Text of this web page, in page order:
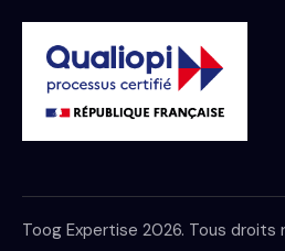
Toog Expertise 2026. Tous droits